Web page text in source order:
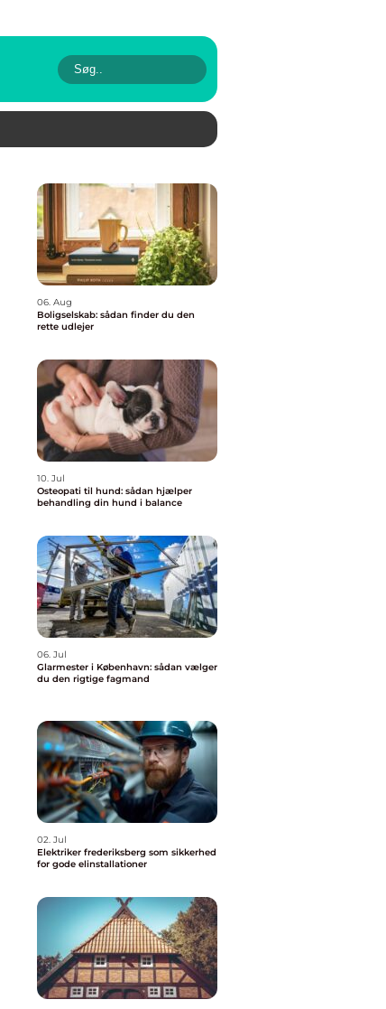
06. Aug
Boligselskab: sådan finder du den
rette udlejer
10. Jul
Osteopati til hund: sådan hjælper
behandling din hund i balance
06. Jul
Glarmester i København: sådan vælger
du den rigtige fagmand
02. Jul
Elektriker frederiksberg som sikkerhed
for gode elinstallationer